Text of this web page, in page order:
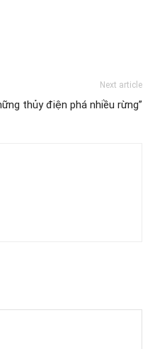
Next article
thủy điện phá nhiều rừng”